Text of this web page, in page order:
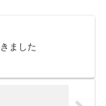
ました